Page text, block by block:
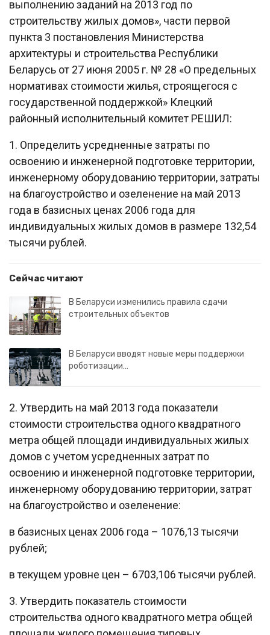
выполнению заданий на 2013 год по
строительству жилых домов», части первой
пункта 3 постановления Министерства
архитектуры и строительства Республики
Беларусь от 27 июня 2005 г. № 28 «О предельных
нормативах стоимости жилья, строящегося с
государственной поддержкой» Клецкий
районный исполнительный комитет РЕШИЛ:
1. Определить усредненные затраты по
освоению и инженерной подготовке территории,
инженерному оборудованию территории, затраты
на благоустройство и озеленение на май 2013
года в базисных ценах 2006 года для
индивидуальных жилых домов в размере 132,54
тысячи рублей.
Сейчас читают
В Беларуси изменились правила сдачи
строительных объектов
В Беларуси вводят новые меры поддержки
роботизации…
2. Утвердить на май 2013 года показатели
стоимости строительства одного квадратного
метра общей площади индивидуальных жилых
домов с учетом усредненных затрат по
освоению и инженерной подготовке территории,
инженерному оборудованию территории, затрат
на благоустройство и озеленение:
в базисных ценах 2006 года – 1076,13 тысячи
рублей;
в текущем уровне цен – 6703,106 тысячи рублей.
3. Утвердить показатель стоимости
строительства одного квадратного метра общей